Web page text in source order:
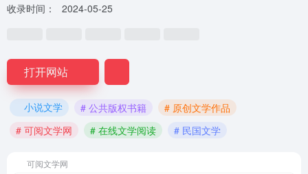
收录时间： 2024-05-25
打开网站
小说文学 # 公共版权书籍
# 原创文学作品
# 可阅文学网
# 在线文学阅读 # 民国文学
可阅文学网